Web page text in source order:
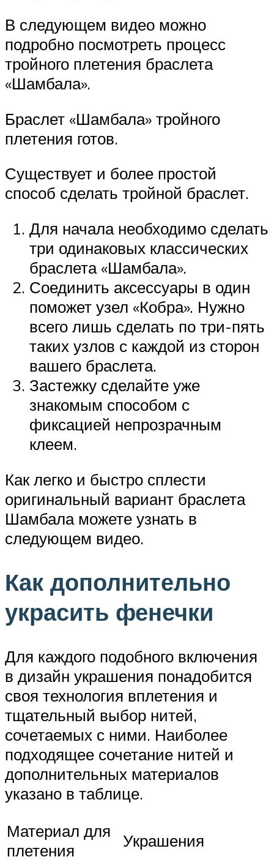
В следующем видео можно
подробно посмотреть процесс
тройного плетения браслета
«Шамбала».
Браслет «Шамбала» тройного
плетения готов.
Существует и более простой
способ сделать тройной браслет.
Для начала необходимо сделать
три одинаковых классических
браслета «Шамбала».
Соединить аксессуары в один
поможет узел «Кобра». Нужно
всего лишь сделать по три-пять
таких узлов с каждой из сторон
вашего браслета.
Застежку сделайте уже
знакомым способом с
фиксацией непрозрачным
клеем.
Как легко и быстро сплести
оригинальный вариант браслета
Шамбала можете узнать в
следующем видео.
Как дополнительно
украсить фенечки
Для каждого подобного включения
в дизайн украшения понадобится
своя технология вплетения и
тщательный выбор нитей,
сочетаемых с ними. Наиболее
подходящее сочетание нитей и
дополнительных материалов
указано в таблице.
Материал для
плетения
Украшения